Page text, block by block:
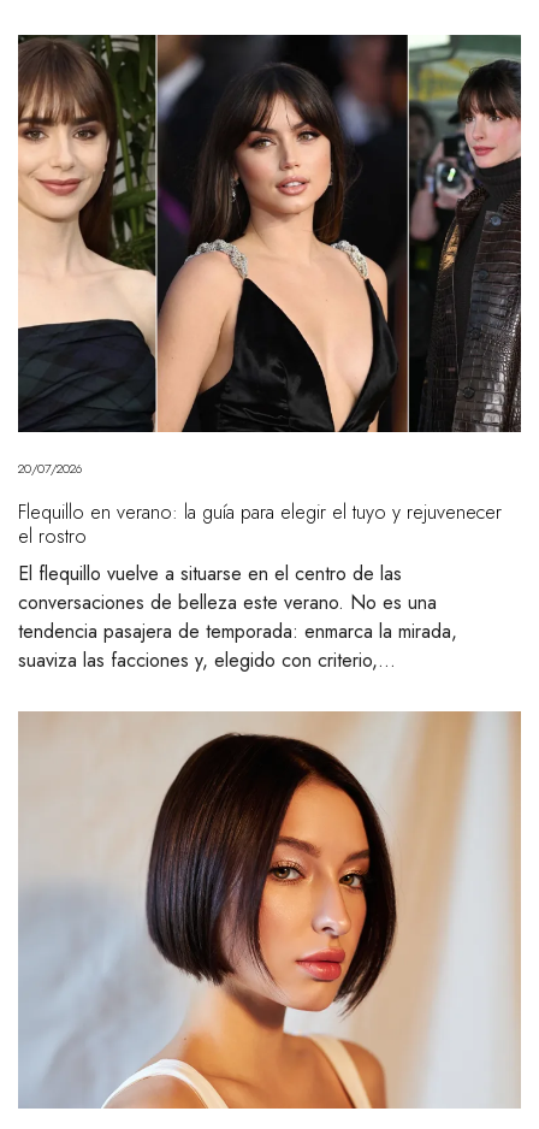
20/07/2026
Flequillo en verano: la guía para elegir el tuyo y rejuvenecer
el rostro
El flequillo vuelve a situarse en el centro de las
conversaciones de belleza este verano. No es una
tendencia pasajera de temporada: enmarca la mirada,
suaviza las facciones y, elegido con criterio,…